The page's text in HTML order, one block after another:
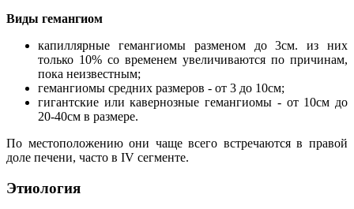
Виды гемангиом
капиллярные гемангиомы разменом до 3см. из них
только 10% со временем увеличиваются по причинам,
пока неизвестным;
гемангиомы средних размеров - от 3 до 10см;
гигантские или кавернозные гемангиомы - от 10см до
20-40см в размере.
По местоположению они чаще всего встречаются в правой
доле печени, часто в IV сегменте.
Этиология